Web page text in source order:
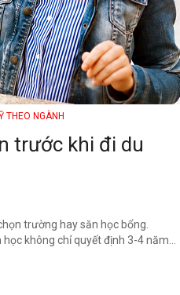
THEO NGÀNH
trước khi đi du
trường hay săn học bổng.
không chỉ quyết định 3-4 năm...